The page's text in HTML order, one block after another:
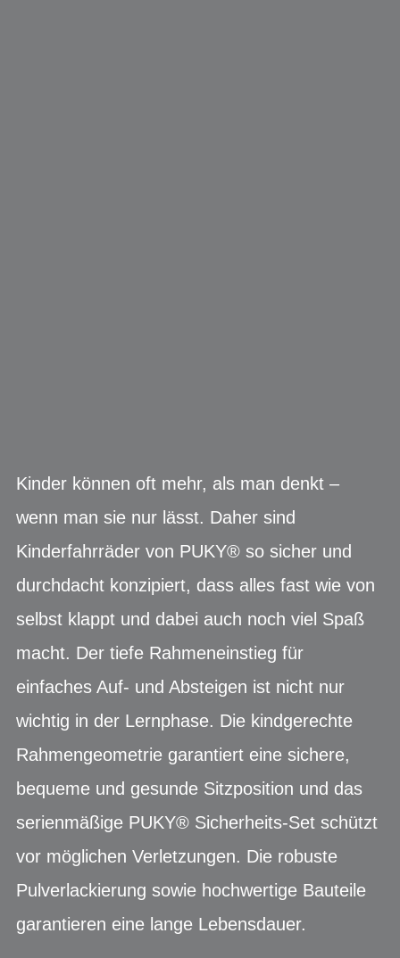
Kinder können oft mehr, als man denkt –
wenn man sie nur lässt. Daher sind
Kinderfahrräder von PUKY® so sicher und
durchdacht konzipiert, dass alles fast wie von
selbst klappt und dabei auch noch viel Spaß
macht. Der tiefe Rahmeneinstieg für
einfaches Auf- und Absteigen ist nicht nur
wichtig in der Lernphase. Die kindgerechte
Rahmengeometrie garantiert eine sichere,
bequeme und gesunde Sitzposition und das
serienmäßige PUKY® Sicherheits-Set schützt
vor möglichen Verletzungen. Die robuste
Pulverlackierung sowie hochwertige Bauteile
garantieren eine lange Lebensdauer.